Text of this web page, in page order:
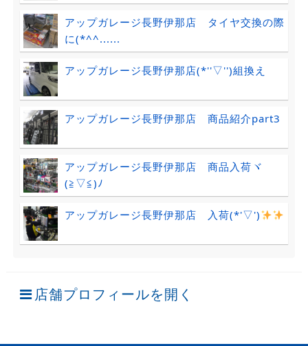
アップガレージ長野伊那店 タイヤ交換の際
に(*^^......
アップガレージ長野伊那店(*''▽'')組換え
アップガレージ長野伊那店 商品紹介part3
アップガレージ長野伊那店 商品入荷ヾ
(≧▽≦)ﾉ
アップガレージ長野伊那店 入荷(*'▽')
店舗プロフィールを開く